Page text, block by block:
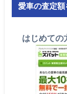
愛車の査定額
はじめての